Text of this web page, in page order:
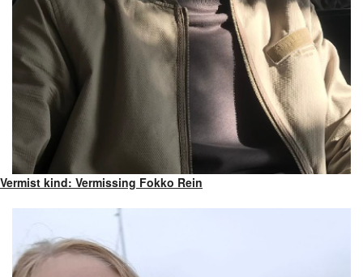
Vermist kind: Vermissing Fokko Rein